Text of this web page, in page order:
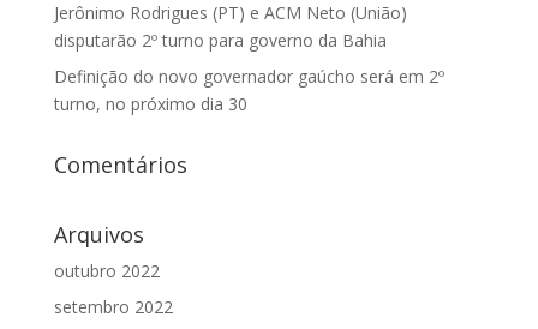
Jerônimo Rodrigues (PT) e ACM Neto (União)
disputarão 2º turno para governo da Bahia
Definição do novo governador gaúcho será em 2º
turno, no próximo dia 30
Comentários
Arquivos
outubro 2022
setembro 2022